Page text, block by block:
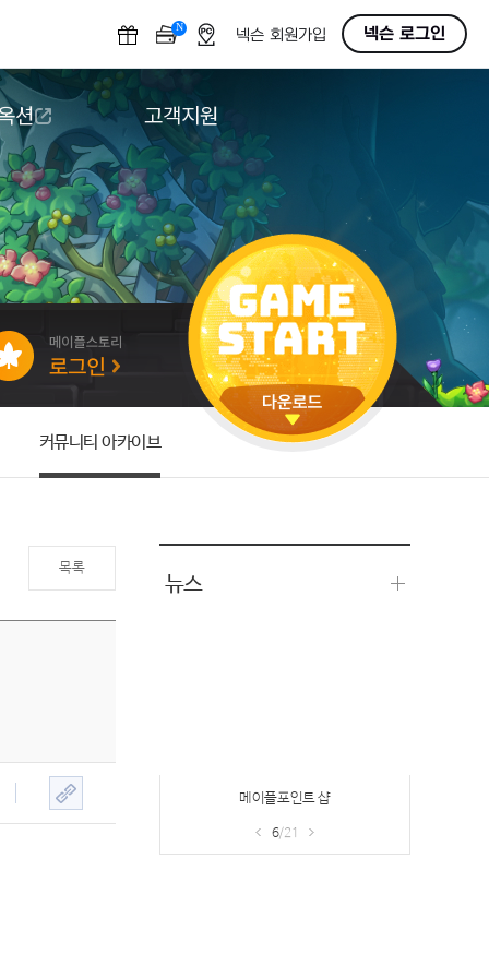
N OFF넥슨 회원가입 넥슨 로그인
션
션
고객지원
다운로드
도움말/1:1문의
버그악용/불법프로그램 신고
게임 접근성
커뮤니티 아카이브
목록
뉴스
메이플포인트 샵
6/21